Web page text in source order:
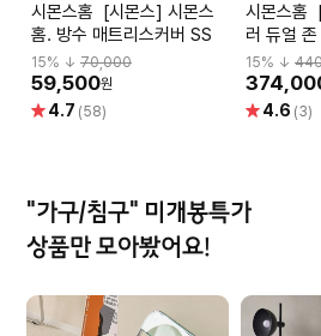
시몬스홈 [시몬스] 시몬스
홈. 방수 매트리스커버 SS
15% ↓ 70,000
59,500원
별 4.7 (58)
시몬스홈 [시몬스] 퀸즈밀
러 듀얼
15% ↓
별 4.6 (3)
"가구/침구" 미개봉특가
상품만 모아봤어요!